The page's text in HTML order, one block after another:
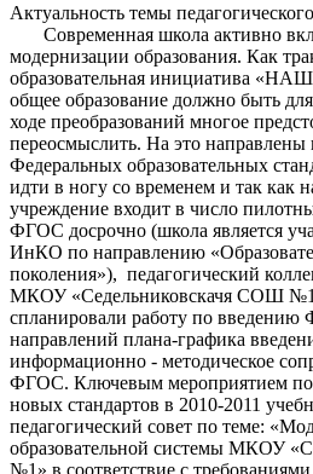
Актуальность темы
Современная школа активно
модернизации образования. Как
образовательная инициатива
общее образование должно быть
ходе преобразований многое
переосмыслить. На это направлены
Федеральных образовательных
идти в ногу со временем и так как
учреждение входит в число
ФГОС досрочно (школа является
ИнКО по направлению
поколения»), педагогический
МКОУ «Седельниковскачя СОШ
спланировали работу по
направлений плана-графика
информационно - методическое
ФГОС. Ключевым мероприятием по
новых стандартов в 2010-2011
педагогический совет по теме:
образовательной системы МКОУ
№1» в соответствие с